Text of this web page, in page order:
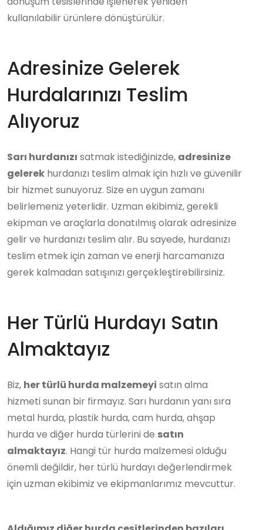
kullanılabilir ürünlere dönüştürülür.
Adresinize Gelerek
Hurdalarınızı Teslim
Alıyoruz
Sarı hurdanızı satmak istediğinizde, adresinize
gelerek hurdanızı teslim almak için hızlı ve güvenilir
bir hizmet sunuyoruz. Size en uygun zamanı
belirlemeniz yeterlidir. Uzman ekibimiz, gerekli
ekipman ve araçlarla donatılmış olarak adresinize
gelir ve hurdanızı teslim alır. Bu sayede, hurdanızı
teslim etmek için zaman ve enerji harcamanıza
gerek kalmadan satışınızı gerçekleştirebilirsiniz.
Her Türlü Hurdayı Satın
Almaktayız
Biz, her türlü hurda malzemeyi satın alma
hizmeti sunan bir firmayız. Sarı hurdanın yanı sıra
metal hurda, plastik hurda, cam hurda, ahşap
hurda ve diğer hurda türlerini de satın
almaktayız. Hangi tür hurda malzemesi olduğu
önemli değildir, her türlü hurdayı değerlendirmek
için uzman ekibimiz ve ekipmanlarımız mevcuttur.